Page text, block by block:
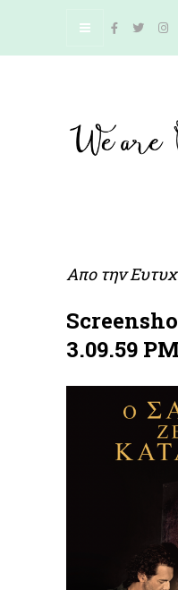
Απο την
3.09.59 PM